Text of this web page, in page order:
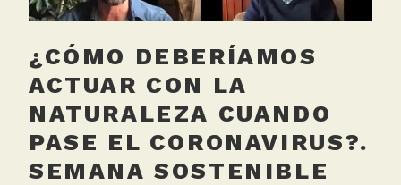
¿CÓMO DEBERÍAMOS
ACTUAR CON LA
NATURALEZA CUANDO
PASE EL CORONAVIRUS?.
SEMANA SOSTENIBLE